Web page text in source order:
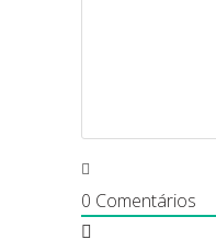
0 Comentários